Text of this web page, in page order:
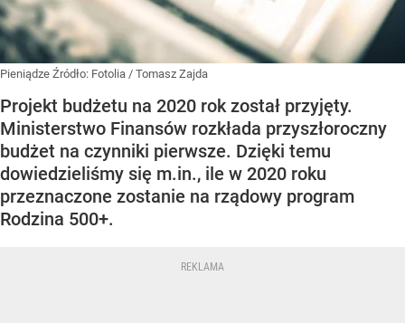
Pieniądze Źródło: Fotolia / Tomasz Zajda
Projekt budżetu na 2020 rok został przyjęty.
Ministerstwo Finansów rozkłada przyszłoroczny
budżet na czynniki pierwsze. Dzięki temu
dowiedzieliśmy się m.in., ile w 2020 roku
przeznaczone zostanie na rządowy program
Rodzina 500+.